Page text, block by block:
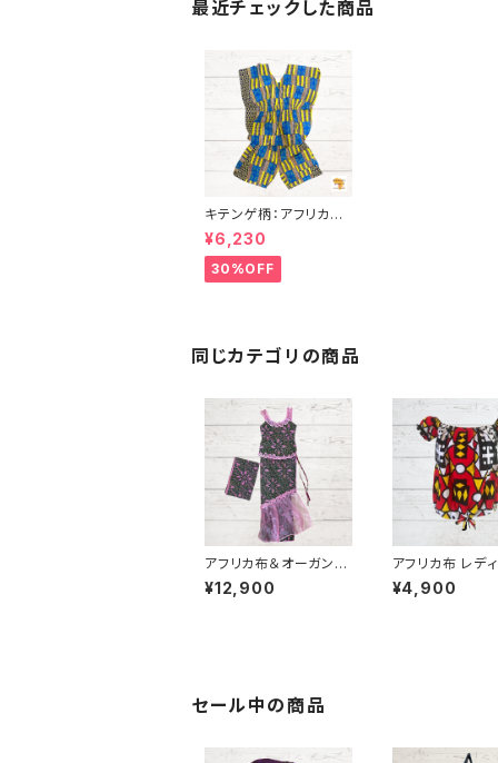
最近チェックした商品
キテンゲ柄：アフリカン
プリント チュニック＆シ
ョートパンツ アフリカ
布 カンガ ギニア フェ
アトレード INUWALIA
¥6,230
30%OFF
同じカテゴリの商品
アフリカ布＆オーガンジ
ー アフリカンドレス トッ
プス・巻きスカート＆頭
¥12,900
アフリカ布 レデ
way パフスリーブトップ
ス Bogolan
¥4,900
セール中の商品